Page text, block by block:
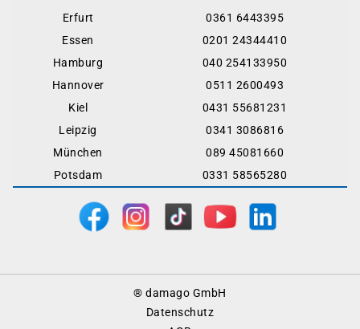
Erfurt
0361 6443395
Essen
0201 24344410
Hamburg
040 254133950
Hannover
0511 2600493
Kiel
0431 55681231
Leipzig
0341 3086816
München
089 45081660
Potsdam
0331 58565280
® damago GmbH
Datenschutz